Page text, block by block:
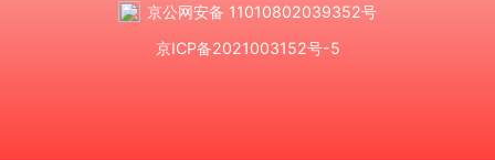
京公网安备 11010802039352号
京ICP备2021003152号-5